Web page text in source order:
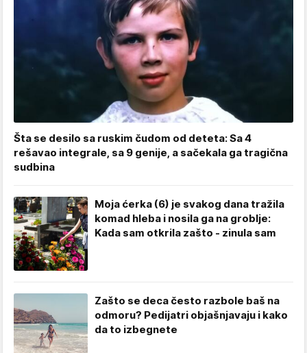
Šta se desilo sa ruskim čudom od deteta: Sa 4
rešavao integrale, sa 9 genije, a sačekala ga tragična
sudbina
Moja ćerka (6) je svakog dana tražila
komad hleba i nosila ga na groblje:
Kada sam otkrila zašto - zinula sam
Zašto se deca često razbole baš na
odmoru? Pedijatri objašnjavaju i kako
da to izbegnete